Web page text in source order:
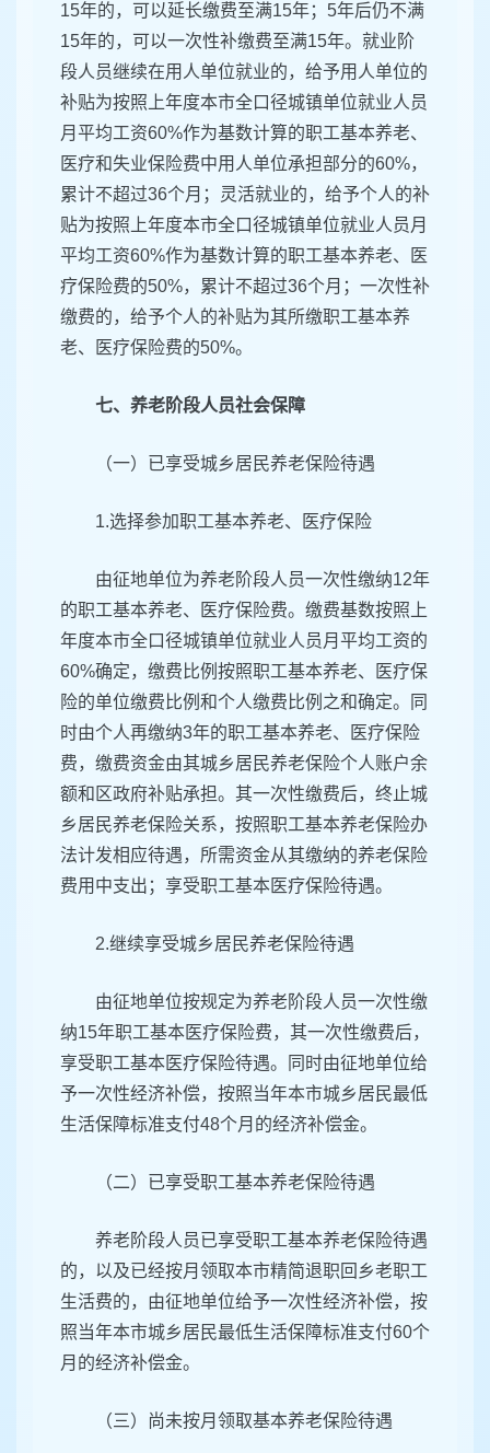
15年的，可以延长缴费至满15年；5年后仍不满
15年的，可以一次性补缴费至满15年。就业阶
段人员继续在用人单位就业的，给予用人单位的
补贴为按照上年度本市全口径城镇单位就业人员
月平均工资60%作为基数计算的职工基本养老、
医疗和失业保险费中用人单位承担部分的60%，
累计不超过36个月；灵活就业的，给予个人的补
贴为按照上年度本市全口径城镇单位就业人员月
平均工资60%作为基数计算的职工基本养老、医
疗保险费的50%，累计不超过36个月；一次性补
缴费的，给予个人的补贴为其所缴职工基本养
老、医疗保险费的50%。
七、养老阶段人员社会保障
（一）已享受城乡居民养老保险待遇
1.选择参加职工基本养老、医疗保险
由征地单位为养老阶段人员一次性缴纳12年
的职工基本养老、医疗保险费。缴费基数按照上
年度本市全口径城镇单位就业人员月平均工资的
60%确定，缴费比例按照职工基本养老、医疗保
险的单位缴费比例和个人缴费比例之和确定。同
时由个人再缴纳3年的职工基本养老、医疗保险
费，缴费资金由其城乡居民养老保险个人账户余
额和区政府补贴承担。其一次性缴费后，终止城
乡居民养老保险关系，按照职工基本养老保险办
法计发相应待遇，所需资金从其缴纳的养老保险
费用中支出；享受职工基本医疗保险待遇。
2.继续享受城乡居民养老保险待遇
由征地单位按规定为养老阶段人员一次性缴
纳15年职工基本医疗保险费，其一次性缴费后，
享受职工基本医疗保险待遇。同时由征地单位给
予一次性经济补偿，按照当年本市城乡居民最低
生活保障标准支付48个月的经济补偿金。
（二）已享受职工基本养老保险待遇
养老阶段人员已享受职工基本养老保险待遇
的，以及已经按月领取本市精简退职回乡老职工
生活费的，由征地单位给予一次性经济补偿，按
照当年本市城乡居民最低生活保障标准支付60个
月的经济补偿金。
（三）尚未按月领取基本养老保险待遇